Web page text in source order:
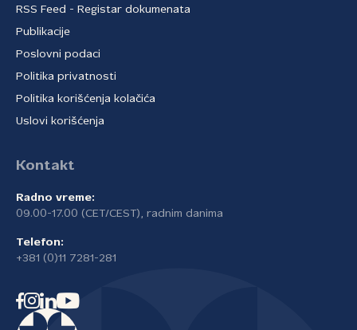
RSS Feed - Registar dokumenata
Publikacije
Poslovni podaci
Politika privatnosti
Politika korišćenja kolačića
Uslovi korišćenja
Kontakt
Radno vreme:
09.00-17.00 (CET/CEST), radnim danima
Telefon:
+381 (0)11 7281-281